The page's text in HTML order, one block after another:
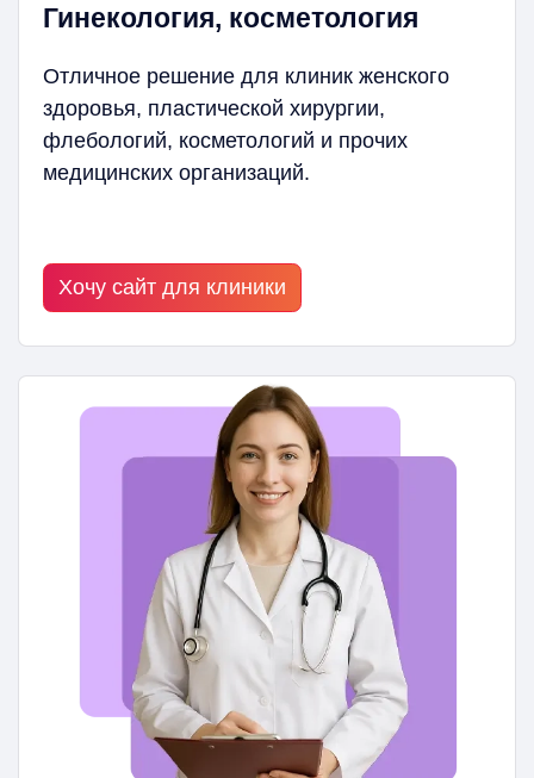
Гинекология, косметология
Отличное решение для клиник женского
здоровья, пластической хирургии,
флебологий, косметологий и прочих
медицинских организаций.
Хочу сайт для клиники